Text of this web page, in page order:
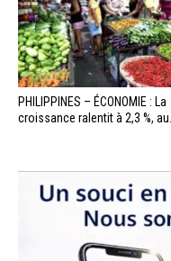
PHILIPPINES – ÉCONOMIE : La
croissance ralentit à 2,3 %, au...